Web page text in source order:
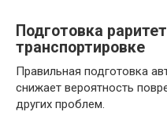
Подготовка
транспортировке
Правильная подготовка
снижает вероятность
других проблем.